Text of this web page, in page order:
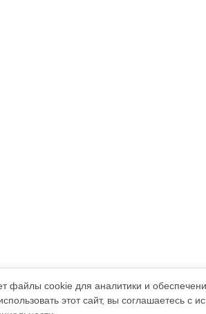
файлы cookie для аналитики и
этот сайт, вы соглашаетесь с